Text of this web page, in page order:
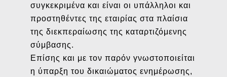
συγκεκριμένα και είναι οι υπάλληλοι και
προστηθέντες της εταιρίας στα πλαίσια
της διεκπεραίωσης της καταρτιζόμενης
σύμβασης.
Επίσης και με τον παρόν γνωστοποιείται
η ύπαρξη του δικαιώματος ενημέρωσης,